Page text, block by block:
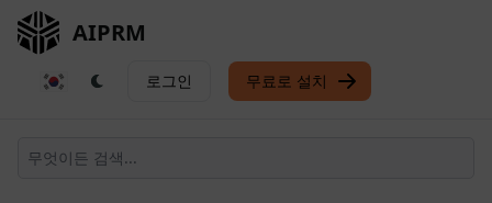
AIPRM
로그인 무료로 설치